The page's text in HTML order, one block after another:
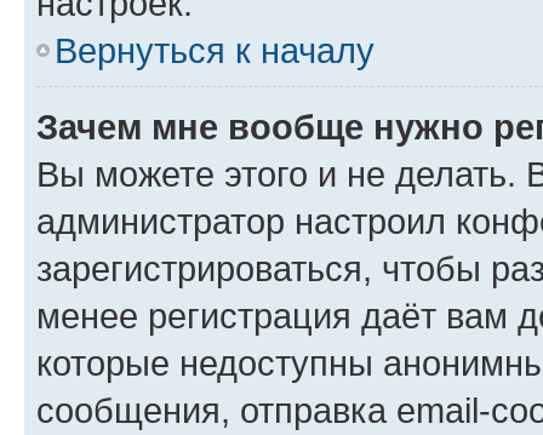
Вернуться к началу
Зачем мне вообще нужно
Вы можете этого и не делать.
администратор настроил
зарегистрироваться, чтобы
менее регистрация даёт вам
которые недоступны
сообщения, отправка email-